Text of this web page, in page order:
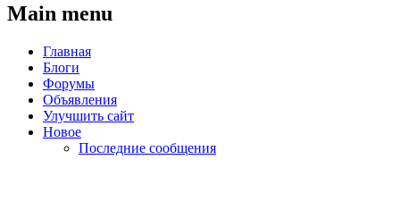
Main menu
Главная
Блоги
Форумы
Объявления
Улучшить сайт
Новое
Последние сообщения